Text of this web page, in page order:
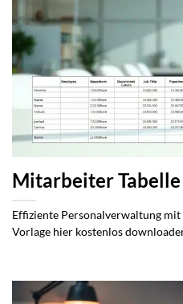
Mitarbeiter Tabelle
Effiziente Personalverwaltung
Vorlage hier kostenlos